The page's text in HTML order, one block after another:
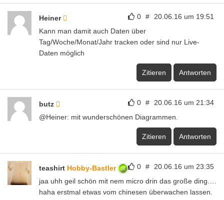
0 # 20.06.16 um 19:51
Heiner
Kann man damit auch Daten über
Tag/Woche/Monat/Jahr tracken oder sind nur Live-
Daten möglich
Zitieren Antworten
0 # 20.06.16 um 21:34
butz
@Heiner: mit wunderschönen Diagrammen.
Zitieren Antworten
0 # 20.06.16 um 23:35
teashirt Hobby-Bastler
jaa uhh geil schön mit nem micro drin das große ding….
haha erstmal etwas vom chinesen überwachen lassen.